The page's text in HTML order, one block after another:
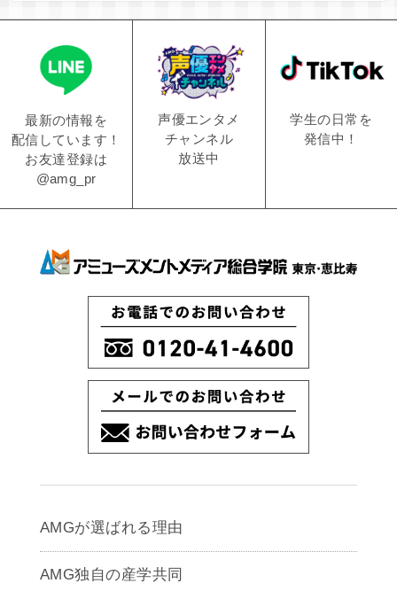
最新の情報を
配信しています！
お友達登録は
@amg_pr
声優エンタメ
チャンネル
放送中
学生の日常を
発信中！
AMGが選ばれる理由
AMG独自の産学共同